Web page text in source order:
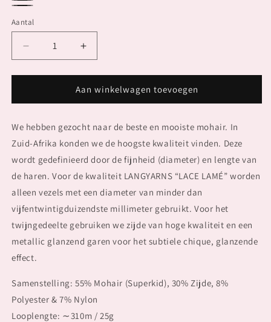
1081.0005
1081.0004
Aantal
Aantal
verlagen
voor
LAME
Aantal
verhogen
voor
LACE
LAME
Aan winkelwagen toevoegen
We hebben gezocht naar de beste en mooiste mohair. In
Zuid-Afrika konden we de hoogste kwaliteit vinden. Deze
wordt gedefinieerd door de fijnheid (diameter) en lengte van
de haren. Voor de kwaliteit LANGYARNS “LACE LAMÉ” worden
alleen vezels met een diameter van minder dan
vijfentwintigduizendste millimeter gebruikt. Voor het
twijngedeelte gebruiken we zijde van hoge kwaliteit en een
metallic glanzend garen voor het subtiele chique, glanzende
effect.
Samenstelling: 55% Mohair (Superkid), 30% Zijde, 8%
Polyester & 7% Nylon
Looplengte: ∼310m / 25g